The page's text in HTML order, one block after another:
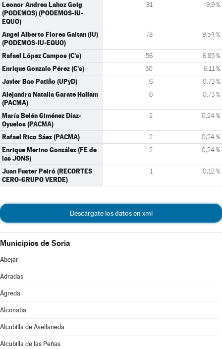
Leonor Andrea Lahoz Goig
(PODEMOS) (PODEMOS-IU-
EQUO)
81 9,9 %
Angel Alberto Flores Gaitan (IU)
(PODEMOS-IU-EQUO)
78 9,54 %
Rafael López Campos (C's) 56 6,85 %
Enrique Gonzalo Pérez (C's) 50 6,11 %
Javier Bao Patiño (UPyD) 6 0,73 %
Alejandra Natalia Garate Hallam
(PACMA)
6 0,73 %
María Belén Giménez Díaz-
Oyuelos (PACMA)
2 0,24 %
Rafael Rico Sáez (PACMA) 2 0,24 %
Enrique Merino González (FE de
las JONS)
2 0,24 %
Juan Fuster Peiró (RECORTES
CERO-GRUPO VERDE)
1 0,12 %
Descárgate los datos en xml
Municipios de Soria
Abejar
Adradas
Ágreda
Alconaba
Alcubilla de Avellaneda
Alcubilla de las Peñas